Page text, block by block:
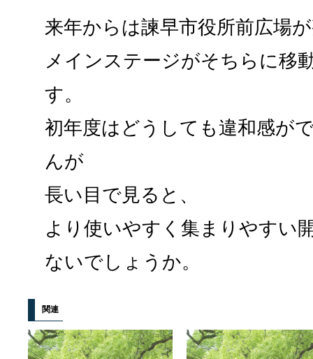
来年からは諫早市役所前広場
メインステージがそちらに移
す。
初年度はどうしても違和感が
んが
長い目で見ると、
より使いやすく集まりやすい
ないでしょうか。
関連